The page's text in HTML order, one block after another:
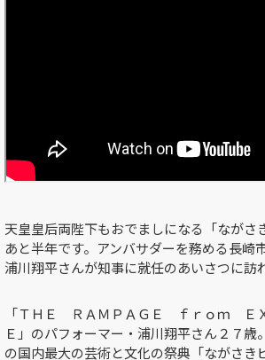
天皇皇后両陛下もおでましになる「ながさ
あと半年です。アンバサダーを務める長崎
浦川翔平さんが知事に就任のあいさつに訪
「ＴＨＥ ＲＡＭＰＡＧＥ ｆｒｏｍ Ｅ
Ｅ」のパフォーマー・浦川翔平さん２７歳
の国内最大の芸術と文化の祭典「ながさき